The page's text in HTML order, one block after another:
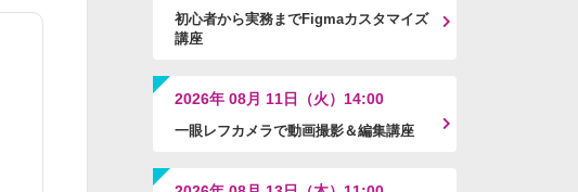
初心者から実務までFigmaカスタマイズ
講座
2026年 08月 11日（火）14:00
一眼レフカメラで動画撮影＆編集講座